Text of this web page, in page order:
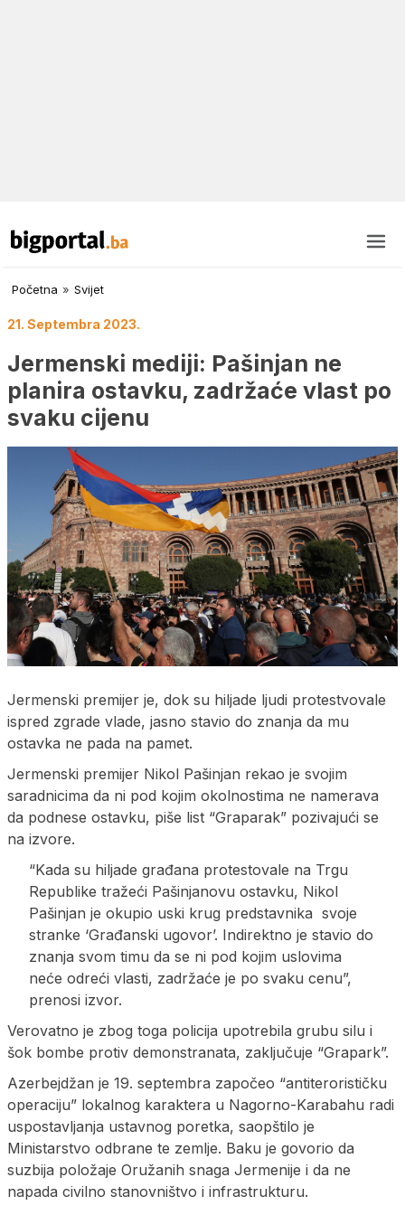
Početna » Svijet
21. Septembra 2023.
Jermenski mediji: Pašinjan ne
planira ostavku, zadržaće vlast po
svaku cijenu
Jermenski premijer je, dok su hiljade ljudi protestvovale
ispred zgrade vlade, jasno stavio do znanja da mu
ostavka ne pada na pamet.
Jermenski premijer Nikol Pašinjan rekao je svojim
saradnicima da ni pod kojim okolnostima ne namerava
da podnese ostavku, piše list “Graparak” pozivajući se
na izvore.
“Kada su hiljade građana protestovale na Trgu
Republike tražeći Pašinjanovu ostavku, Nikol
Pašinjan je okupio uski krug predstavnika svoje
stranke ‘Građanski ugovor’. Indirektno je stavio do
znanja svom timu da se ni pod kojim uslovima
neće odreći vlasti, zadržaće je po svaku cenu”,
prenosi izvor.
Verovatno je zbog toga policija upotrebila grubu silu i
šok bombe protiv demonstranata, zaključuje “Grapark”.
Azerbejdžan je 19. septembra započeo “antiterorističku
operaciju” lokalnog karaktera u Nagorno-Karabahu radi
uspostavljanja ustavnog poretka, saopštilo je
Ministarstvo odbrane te zemlje. Baku je govorio da
suzbija položaje Oružanih snaga Jermenije i da ne
napada civilno stanovništvo i infrastrukturu.